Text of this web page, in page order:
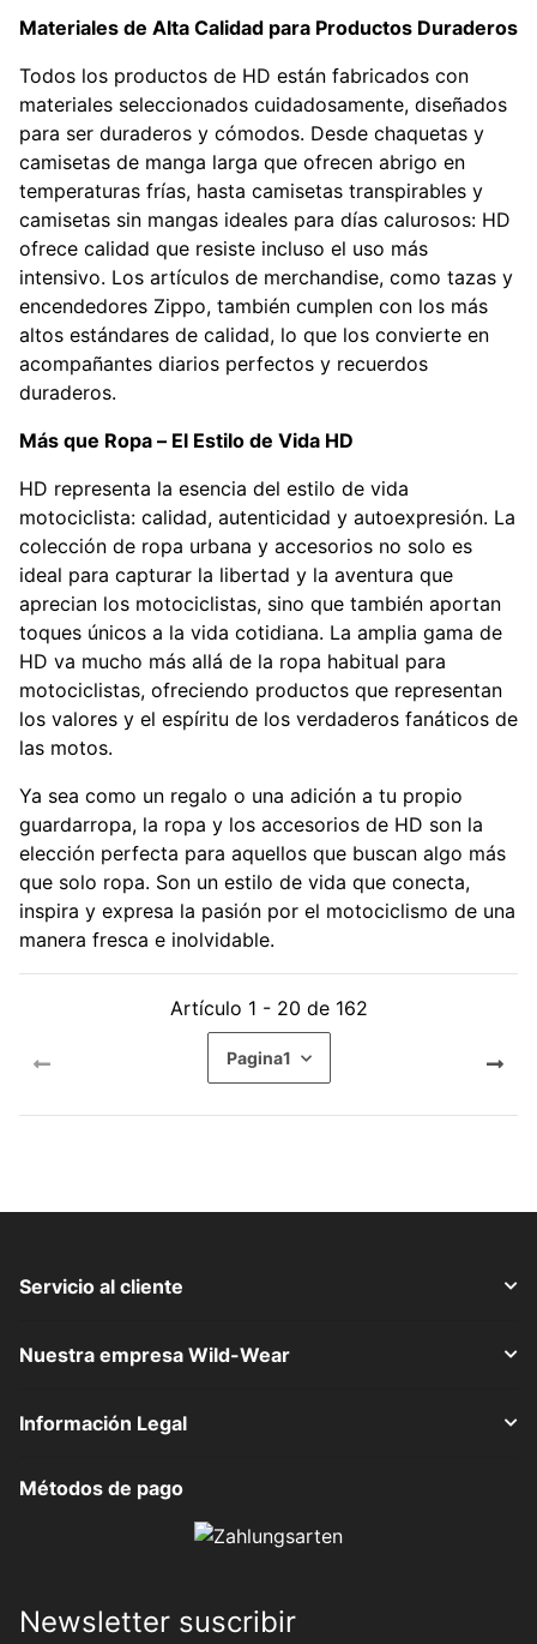
Materiales de Alta Calidad para Productos Duraderos
Todos los productos de HD están fabricados con
materiales seleccionados cuidadosamente, diseñados
para ser duraderos y cómodos. Desde chaquetas y
camisetas de manga larga que ofrecen abrigo en
temperaturas frías, hasta camisetas transpirables y
camisetas sin mangas ideales para días calurosos: HD
ofrece calidad que resiste incluso el uso más
intensivo. Los artículos de merchandise, como tazas y
encendedores Zippo, también cumplen con los más
altos estándares de calidad, lo que los convierte en
acompañantes diarios perfectos y recuerdos
duraderos.
Más que Ropa – El Estilo de Vida HD
HD representa la esencia del estilo de vida
motociclista: calidad, autenticidad y autoexpresión. La
colección de ropa urbana y accesorios no solo es
ideal para capturar la libertad y la aventura que
aprecian los motociclistas, sino que también aportan
toques únicos a la vida cotidiana. La amplia gama de
HD va mucho más allá de la ropa habitual para
motociclistas, ofreciendo productos que representan
los valores y el espíritu de los verdaderos fanáticos de
las motos.
Ya sea como un regalo o una adición a tu propio
guardarropa, la ropa y los accesorios de HD son la
elección perfecta para aquellos que buscan algo más
que solo ropa. Son un estilo de vida que conecta,
inspira y expresa la pasión por el motociclismo de una
manera fresca e inolvidable.
Artículo 1 - 20 de 162
Pagina1
Servicio al cliente
Nuestra empresa Wild-Wear
Información Legal
Métodos de pago
Newsletter suscribir